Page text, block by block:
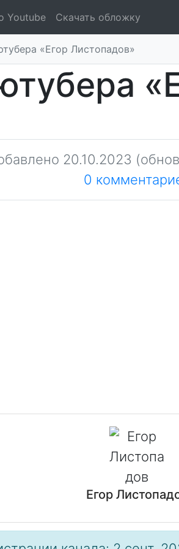
Youtube Скачать обложку
«Егор Листопадов»
20.10.2023
0
Егор